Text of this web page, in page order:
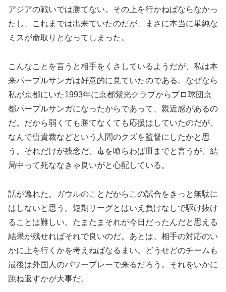
アジアの戦いでは勝てない。その上を行かねばならなかっ
たし、これまでは出来ていたのだが、まさに本当に単純な
ミスが命取りとなってしまった。
こんなことを言うと相手をくさしているようだが、私は本
来パープルサンガは好意的に見ていたのである。なぜなら
私が京都にいた1993年に京都紫光クラブからプロ球団京
都パープルサンガになったからであって、親近感があるの
だ。だから弱くても勝てなくても応援はしていたのだが、
なんで曺貴裁などという人間のクズを監督にしたかと思
う。それだけが残念だ。毒を喰らわば皿までと言うが、結
局中って死ななきゃ良いがと心配している。
話が逸れた。ガウルのことだからこの試合をきっと無駄に
はしないと思う。短期リーグとはいえ負けなしで駆け抜け
ることは難しい。たまたまそれが今日だったんだと思える
結果が残せればそれで良いのだ。あとは、相手の対応のい
かに上を行くかを考えねばなるまい。どうせどのチームも
最後は外国人のパワープレーで来るだろう。それをいかに
跳ね返すかが大事だ。